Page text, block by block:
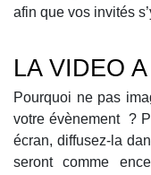
afin que vos invités
LA VIDEO A
Pourquoi ne pas
votre évènement ?
écran, diffusez-la
seront comme